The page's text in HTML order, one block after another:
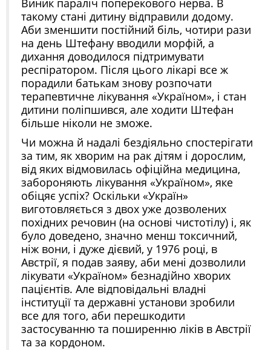
такому стані дитину відправили додому.
Аби зменшити постійний біль, чотири рази
на день Штефану вводили морфій, а
дихання доводилося підтримувати
респіратором. Після цього лікарі все ж
порадили батькам знову розпочати
терапевтичне лікування «Україном», і стан
дитини поліпшився, але ходити Штефан
більше ніколи не зможе.
Чи можна й надалі бездіяльно спостерігати
за тим, як хворим на рак дітям і дорослим,
від яких відмовилась офіційна медицина,
забороняють лікування «Україном», яке
обіцяє успіх? Оскільки «Україн»
виготовляється з двох уже дозволених
похідних речовин (на основі чистотілу) і, як
було доведено, значно менш токсичний,
ніж вони, і дуже дієвий, у 1976 році, в
Австрії, я подав заяву, аби мені дозволили
лікувати «Україном» безнадійно хворих
пацієнтів. Але відповідальні владні
інституції та державні установи зробили
все для того, аби перешкодити
застосуванню та поширенню ліків в Австрії
та за кордоном.